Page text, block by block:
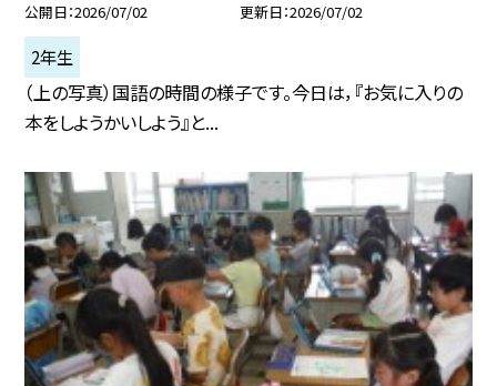
公開日 2026/07/02 更新日 2026/07/02
2年生
（上の写真）国語の時間の様子です。今日は，『お気に入りの
本をしようかいしよう』と...